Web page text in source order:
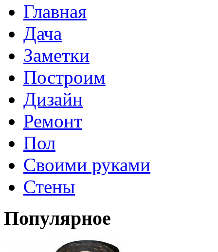
Главная
Дача
Заметки
Построим
Дизайн
Ремонт
Пол
Своими руками
Стены
Популярное